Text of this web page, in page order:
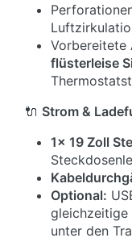
Vorbereitete
flüsterleise
🔌 Strom &
1x 19 Zoll
Optional:
gleichzeitige
unter den